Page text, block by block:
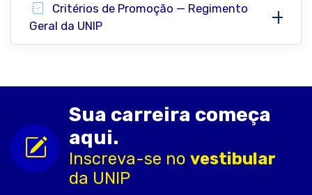
Critérios de Promoção — Regimento
Geral da UNIP
Sua carreira começa
aqui.
Inscreva-se no vestibular
da UNIP